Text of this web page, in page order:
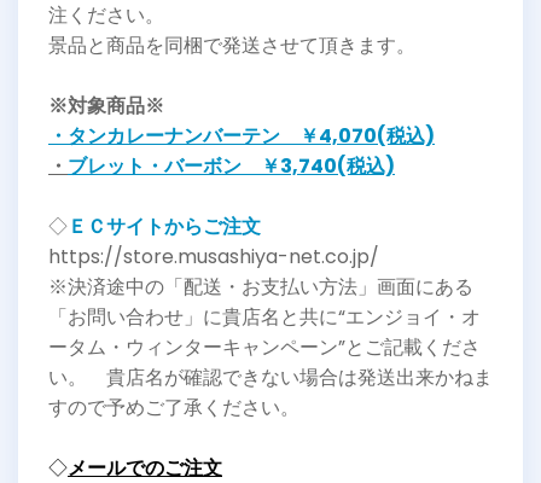
注ください。
景品と商品を同梱で発送させて頂きます。
※対象商品※
・タンカレーナンバーテン ￥4,070(税込)
・ ブレット・バーボン ￥3,740(税込)
◇ＥＣサイトからご注文
https://store.musashiya-net.co.jp/
※決済途中の「配送・お支払い方法」画面にある
「お問い合わせ」に貴店名と共に“エンジョイ・オ
ータム・ウィンターキャンペーン”とご記載くださ
い。 貴店名が確認できない場合は発送出来かねま
すので予めご了承ください。
◇メールでのご注文